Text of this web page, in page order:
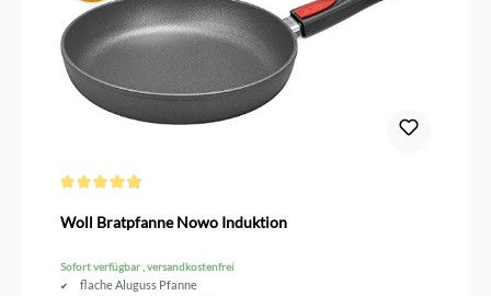
Woll Bratpfanne Nowo Induktion
Sofort verfügbar , versandkostenfrei
flache Aluguss Pfanne